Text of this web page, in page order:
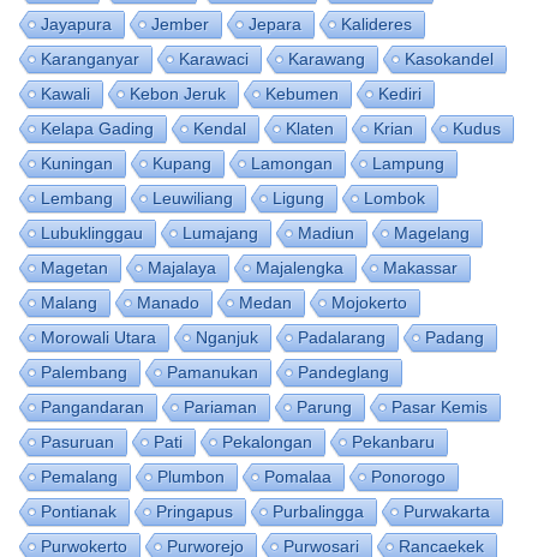
Jayapura
Jember Jepara
Kalideres
Karanganyar
Karawaci Karawang
Kasokandel
Kawali
Kebon Jeruk Kebumen
Kediri
Kelapa Gading
Kendal Klaten Krian
Kudus
Kuningan
Kupang Lamongan
Lampung
Lembang
Leuwiliang Ligung
Lombok
Lubuklinggau
Lumajang Madiun
Magelang
Magetan
Majalaya Majalengka
Makassar
Malang
Manado Medan
Mojokerto
Morowali Utara
Nganjuk Padalarang
Padang
Palembang
Pamanukan
Pandeglang
Pangandaran
Pariaman Parung
Pasar Kemis
Pasuruan
Pati Pekalongan
Pekanbaru
Pemalang
Plumbon Pomalaa
Ponorogo
Pontianak
Pringapus Purbalingga
Purwakarta
Purwokerto
Purworejo Purwosari
Rancaekek